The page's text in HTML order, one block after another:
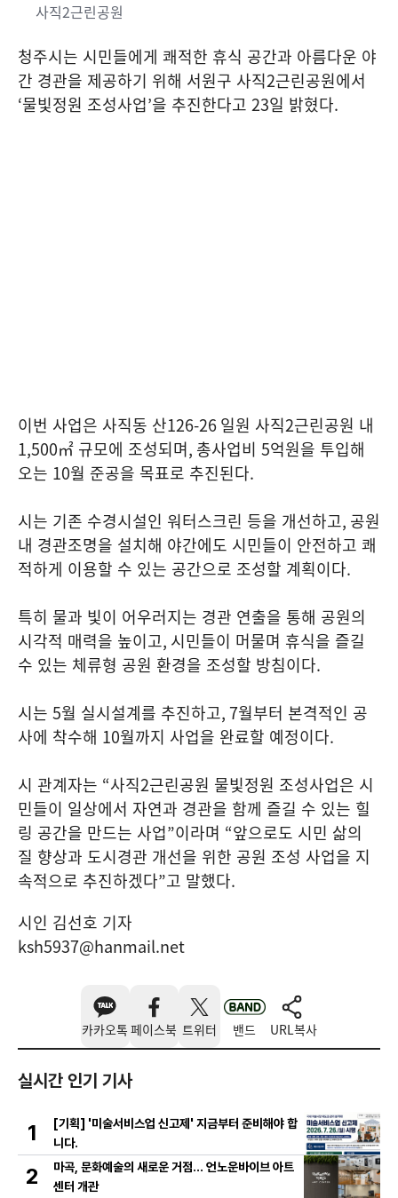
사직2근린공원
청주시는 시민들에게 쾌적한 휴식 공간과 아름다운 야
간 경관을 제공하기 위해 서원구 사직2근린공원에서
‘물빛정원 조성사업’을 추진한다고 23일 밝혔다.
이번 사업은 사직동 산126-26일원 사직2근린공원 내
1,500㎡ 규모에 조성되며, 총사업비 5억원을 투입해
오는 10월 준공을 목표로 추진된다.
시는 기존 수경시설인 워터스크린 등을 개선하고, 공원
내 경관조명을 설치해 야간에도 시민들이 안전하고 쾌
적하게 이용할 수 있는 공간으로 조성할 계획이다.
특히 물과 빛이 어우러지는 경관 연출을 통해 공원의
시각적 매력을 높이고, 시민들이 머물며 휴식을 즐길
수 있는 체류형 공원 환경을 조성할 방침이다.
시는 5월 실시설계를 추진하고, 7월부터 본격적인 공
사에 착수해 10월까지 사업을 완료할 예정이다.
시 관계자는 “사직2근린공원 물빛정원 조성사업은 시
민들이 일상에서 자연과 경관을 함께 즐길 수 있는 힐
링 공간을 만드는 사업”이라며 “앞으로도 시민 삶의
질 향상과 도시경관 개선을 위한 공원 조성 사업을 지
속적으로 추진하겠다”고 말했다.
시인 김선호 기자
ksh5937@hanmail.net
카카오톡 페이스북 트위터 밴드 URL복사
실시간 인기 기사
1
[기획] '미술서비스업 신고제' 지금부터 준비해야 합
니다.
2
마곡, 문화예술의 새로운 거점… 언노운바이브 아트
센터 개관